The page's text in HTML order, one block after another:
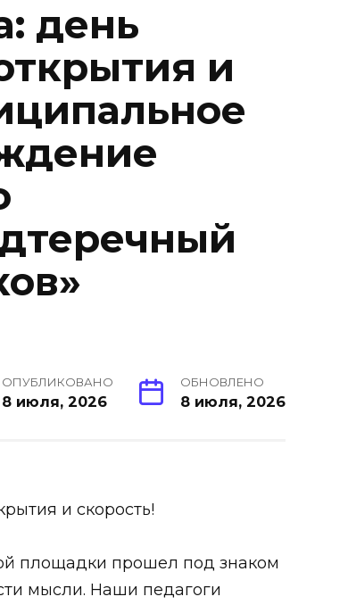
день
и
ОПУБЛИКОВАНО
8 июля, 2026
ОБНОВЛЕНО
8 июля, 2026
и скорость!
площадки прошел под знаком
мысли. Наши педагоги